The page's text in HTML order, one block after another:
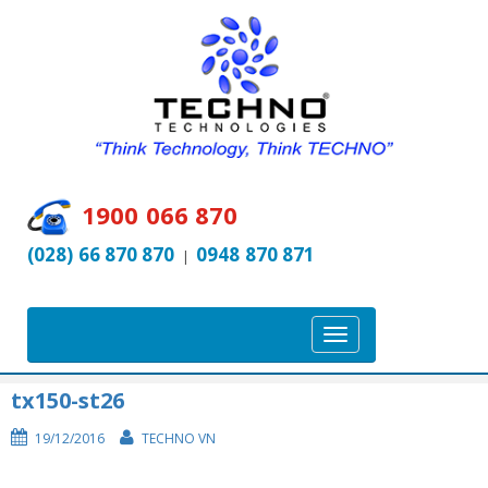
1900 066 870
(028) 66 870 870 | 0948 870 871
T
o
tx150-st26
19/12/2016 TECHNO VN